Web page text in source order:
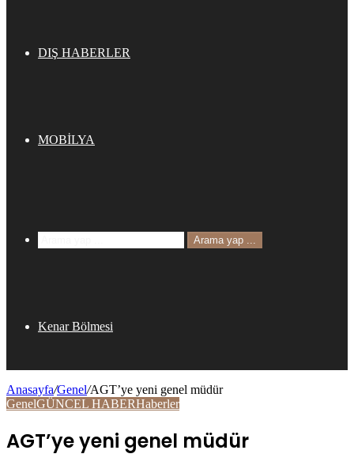
DIŞ HABERLER
MOBİLYA
Arama yap ...
Kenar Bölmesi
Anasayfa/Genel/AGT’ye yeni genel müdür
GenelGÜNCEL HABERHaberler
AGT’ye yeni genel müdür